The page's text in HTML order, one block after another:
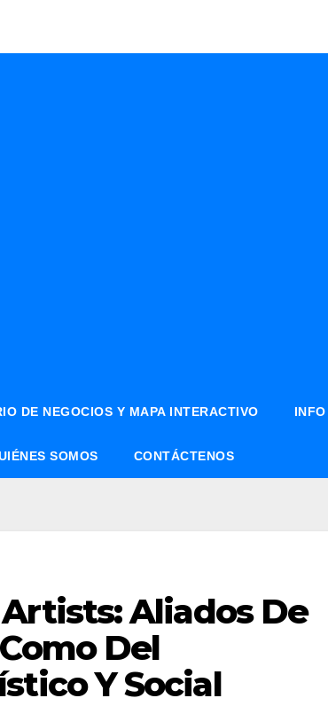
DE NEGOCIOS Y MAPA INTERACTIVO
SOMOS CONTÁCTENOS
Aliados De
Del
Y Social